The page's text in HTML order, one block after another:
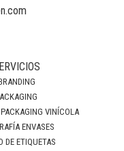
VINÍCOLA
ENVASES
DE ETIQUETAS